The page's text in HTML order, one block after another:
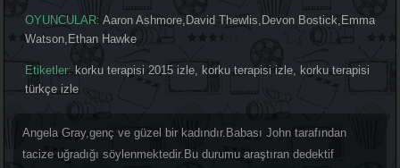
OYUNCULAR: Aaron Ashmore, David Thewlis, Devon Bostick, Emma
Watson, Ethan Hawke
Etiketler: korku terapisi 2015 izle, korku terapisi izle, korku terapisi
türkçe izle
Angela Gray,genç ve güzel bir kadındır.Babası John tarafından
tacize uğradığı söylenmektedir.Bu durumu araştıran dedektif